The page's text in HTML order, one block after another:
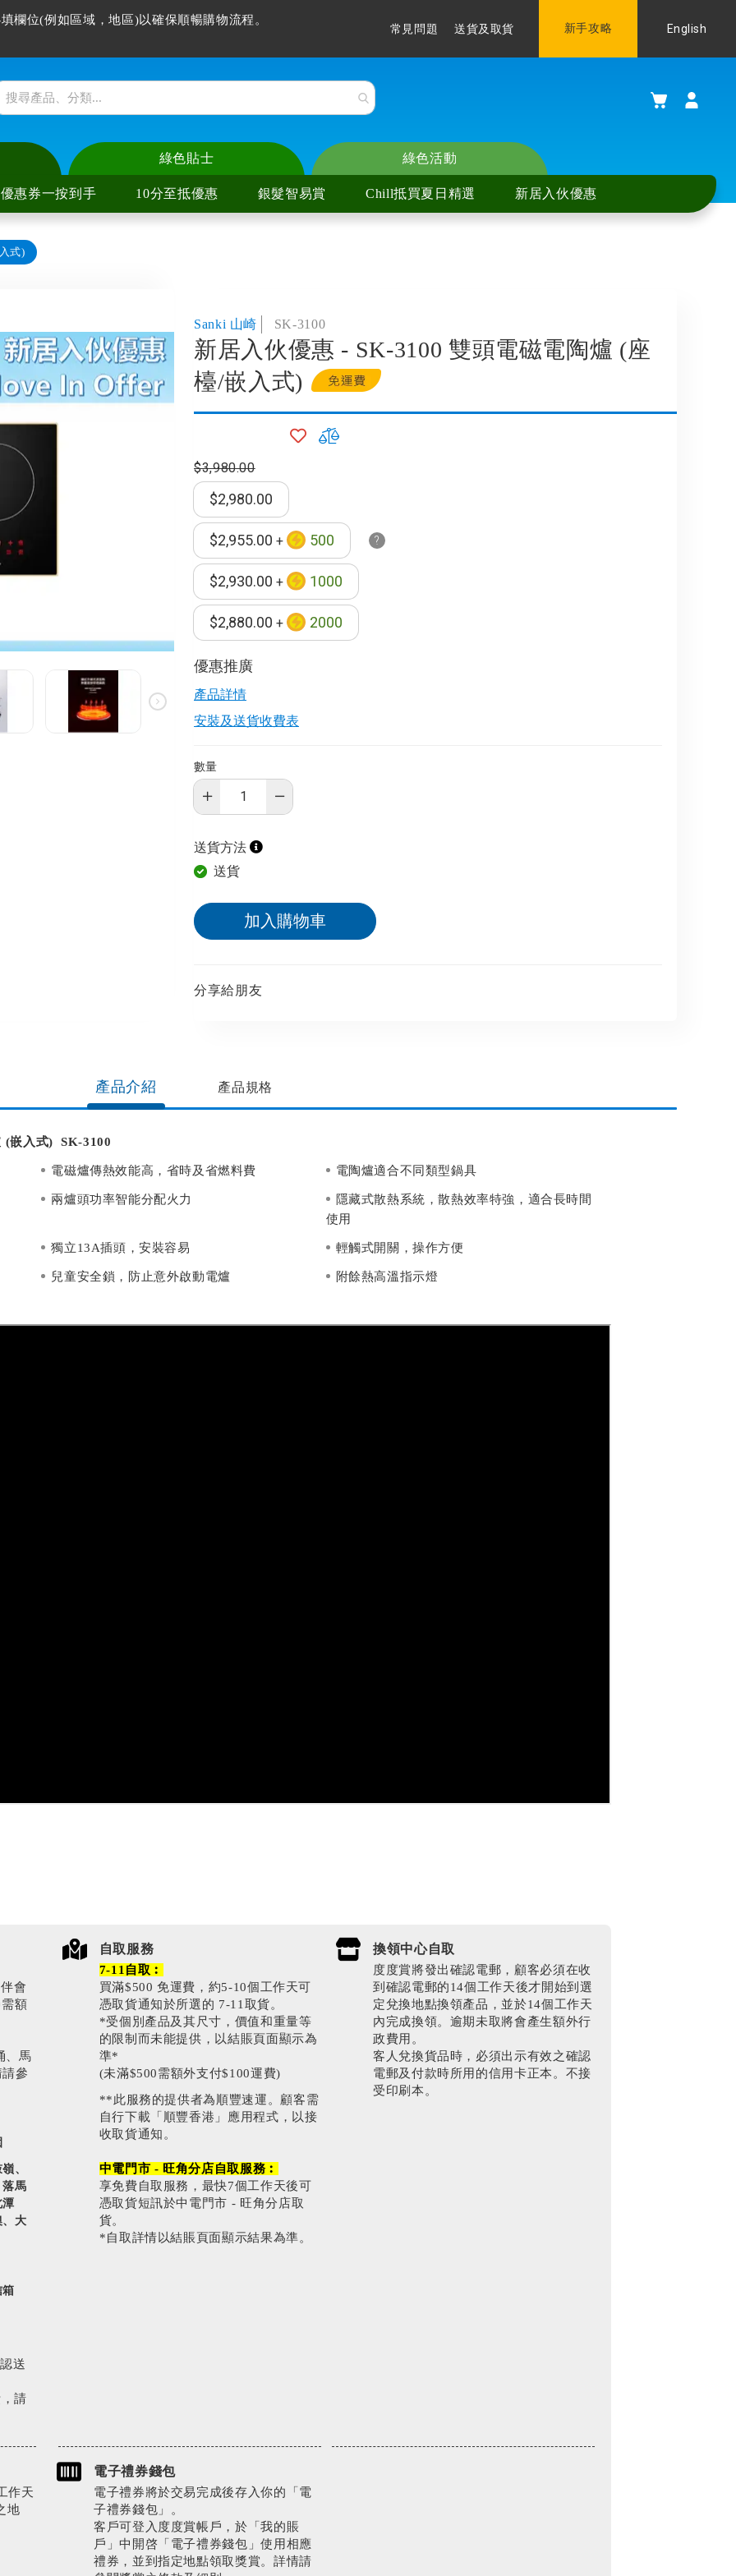
欄位(例如區域，地區)以確保順暢購物流程。
常見問題 送貨及取貨 新手攻略 LanguageEnglish
購物車
爐
機
機
優惠券一按到手 10分至抵優惠 銀髮智易賞 Chill抵買夏日精選 新居入伙優惠
綠色貼士 綠色活動
式)
Sanki 山崎 SK-3100
新居入伙優惠 - SK-3100 雙頭電磁電陶爐 (座
檯/嵌入式)
加
單
加
$3,980.00
優惠推廣
產品詳情​
安裝及送貨收費表
$2,980.00
$2,955.00 + 500
$2,930.00 + 1000
$2,880.00 + 2000
數量
送貨方法
送貨
加入購物車
分享給朋友​
產品介紹 產品規格​
(嵌入式) SK-3100
電磁爐傳熱效能高，省時及省燃料費 電陶爐適合不同類型鍋具
兩爐頭功率智能分配火力
隱藏式散熱系統，散熱效率特強，適合長時間
使用
獨立13A插頭，安裝容易 輕觸式開關，操作方便
兒童安全鎖，防止意外啟動電爐 附餘熱高溫指示燈
會
額
、馬
參
、
落馬
潭
、大
箱
送
請
自取服務
7-11自取︰
買滿$500 免運費，約5-10個工作天可
憑取貨通知於所選的 7-11取貨。
*受個別產品及其尺寸，價值和重量等
的限制而未能提供，以結賬頁面顯示為
準*
(未滿$500需額外支付$100運費)
**此服務的提供者為順豐速運。顧客需
自行下載「順豐香港」應用程式，以接
收取貨通知。
中電門市 - 旺角分店自取服務︰
享免費自取服務，最快7個工作天後可
憑取貨短訊於中電門市 - 旺角分店取
貨。
*自取詳情以結賬頁面顯示結果為準。
換領中心自取
度度賞將發出確認電郵，顧客必須在收
到確認電郵的14個工作天後才開始到選
定兌換地點換領產品，並於14個工作天
內完成換領。逾期未取將會產生額外行
政費用。
客人兌換貨品時，必須出示有效之確認
電郵及付款時所用的信用卡正本。不接
受印刷本。
作天
地
電子禮券錢包
電子禮券將於交易完成後存入你的「電
子禮券錢包」。
客戶可登入度度賞帳戶，於「我的賬
戶」中開啓「電子禮券錢包」使用相應
禮券，並到指定地點領取獎賞。詳情請